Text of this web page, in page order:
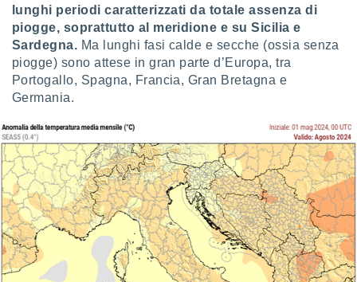
lunghi periodi caratterizzati da totale assenza di
piogge, soprattutto al meridione e su Sicilia e
Sardegna. Ma lunghi fasi calde e secche (ossia senza
piogge) sono attese in gran parte d’Europa, tra
Portogallo, Spagna, Francia, Gran Bretagna e
Germania.